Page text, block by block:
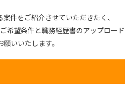
案件をご紹介させていただきたく、
ご希望条件と職務経歴書のアップロード
願いいたします。